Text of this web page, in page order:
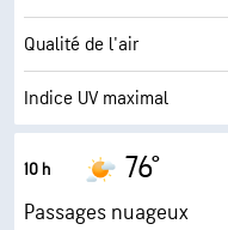
Couverture nuageuse
Visibilité
Qualité de l'air
Indice UV maximal
Humidité
10 h 76°
Passages nuageux